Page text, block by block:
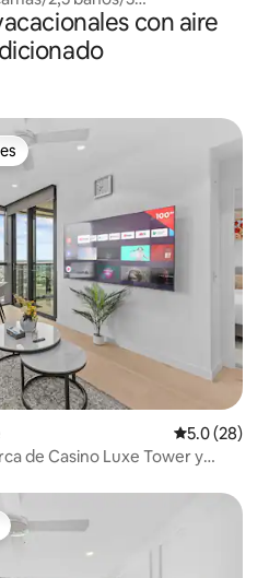
con aire
Calificación
5.0 (28)
de Casino Luxe Tower y